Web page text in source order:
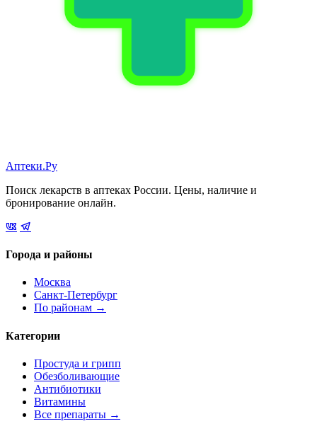
Аптеки.Ру
Поиск лекарств в аптеках России. Цены, наличие и
бронирование онлайн.
Города и районы
Москва
Санкт-Петербург
По районам →
Категории
Простуда и грипп
Обезболивающие
Антибиотики
Витамины
Все препараты →